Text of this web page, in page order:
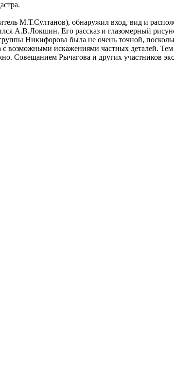
М.Т.Султанов), обнаружил вход, вид и
А.В.Локшин. Его рассказ и глазомерный
Никифорова была не очень точной,
возможными искажениями частных деталей.
Совещанием Рычагова и других участников